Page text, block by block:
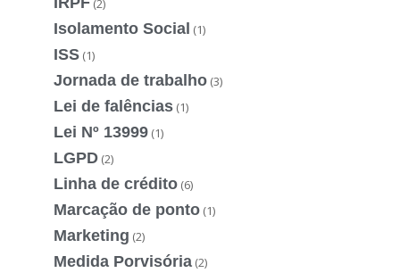
(2)
Isolamento Social (1)
ISS (1)
Jornada de trabalho (3)
Lei de falências (1)
Lei Nº 13999 (1)
LGPD (2)
Linha de crédito (6)
Marcação de ponto (1)
Marketing (2)
Medida Porvisória (2)